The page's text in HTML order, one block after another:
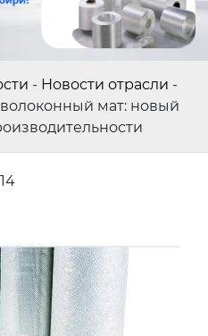
- Новости отрасли -
мат: новый
14